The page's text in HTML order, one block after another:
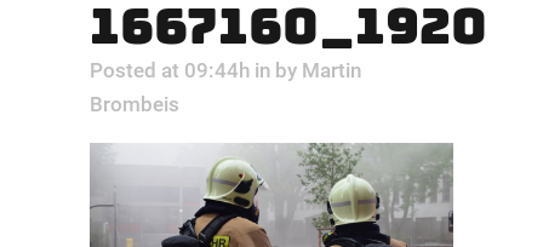
1667160_1920
Posted at 09:44h in by Martin
Brombeis